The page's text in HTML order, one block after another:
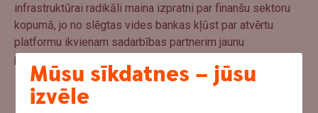
infrastruktūrai radikāli maina izpratni par finanšu sektoru
kopumā, jo no slēgtas vides bankas kļūst par atvērtu
platformu ikvienam sadarbības partnerim jaunu
pakalpojumu ieviešanai.
Mūsu sīkdatnes – jūsu
izvēle